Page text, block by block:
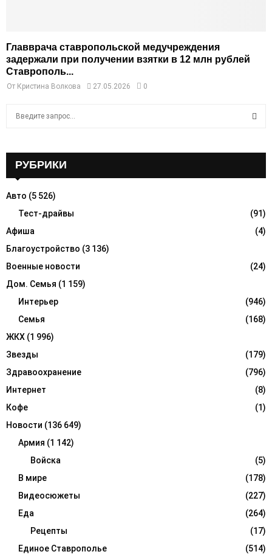
Главврача ставропольской медучреждения
задержали при получении взятки в 12 млн рублей
Ставрополь...
От Кристина Волкова 27.05.2026 0
o
R
C
H
РУБРИКИ
Авто (5 526)
Тест-драйвы
(91)
Афиша
(4)
Благоустройство (3 136)
Военные новости
(24)
Дом. Семья (1 159)
Интерьер
(946)
Семья
(168)
ЖКХ (1 996)
Звезды
(179)
Здравоохранение
(796)
Интернет
(8)
Кофе
(1)
Новости (136 649)
Армия (1 142)
Войска
(5)
В мире
(178)
Видеосюжеты
(227)
Еда
(264)
Рецепты
(17)
Единое Ставрополье
(514)